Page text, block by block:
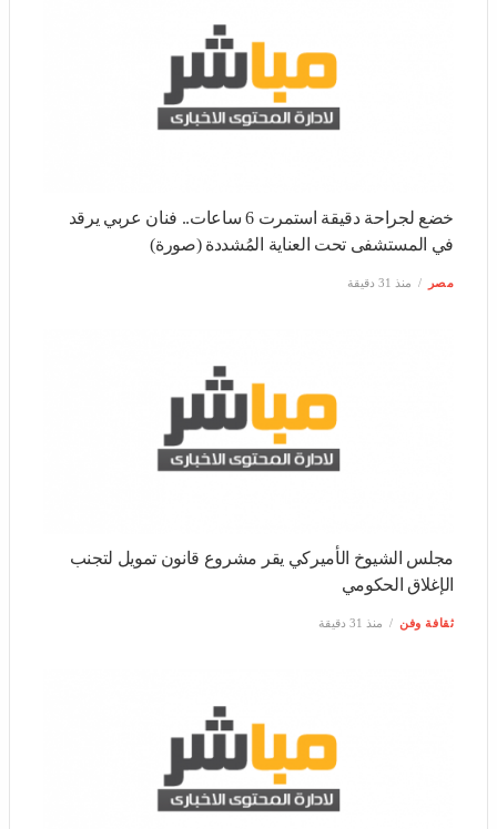
خضع لجراحة دقيقة استمرت 6 ساعات.. فنان عربي يرقد في
المستشفى تحت العناية المُشددة (صورة)
مجلس الشيوخ الأميركي يقر مشروع قانون تمويل لتجنب
الإغلاق الحكومي
ثقافة وفن منذ 31 دقيقة